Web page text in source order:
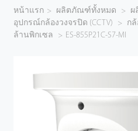
ผลิตภัณฑ์
โซลูชั่นของเรา
เทคโนโลยี
ตัวแทนจำหน่าย
หน้าแรก > ผลิตภัณฑ์ทั้งหมด > ผ
อุปกรณ์กล้องวงจรปิด (CCTV)
> ก
ล้านพิกเซล
> ES-855P21C-S7-MI